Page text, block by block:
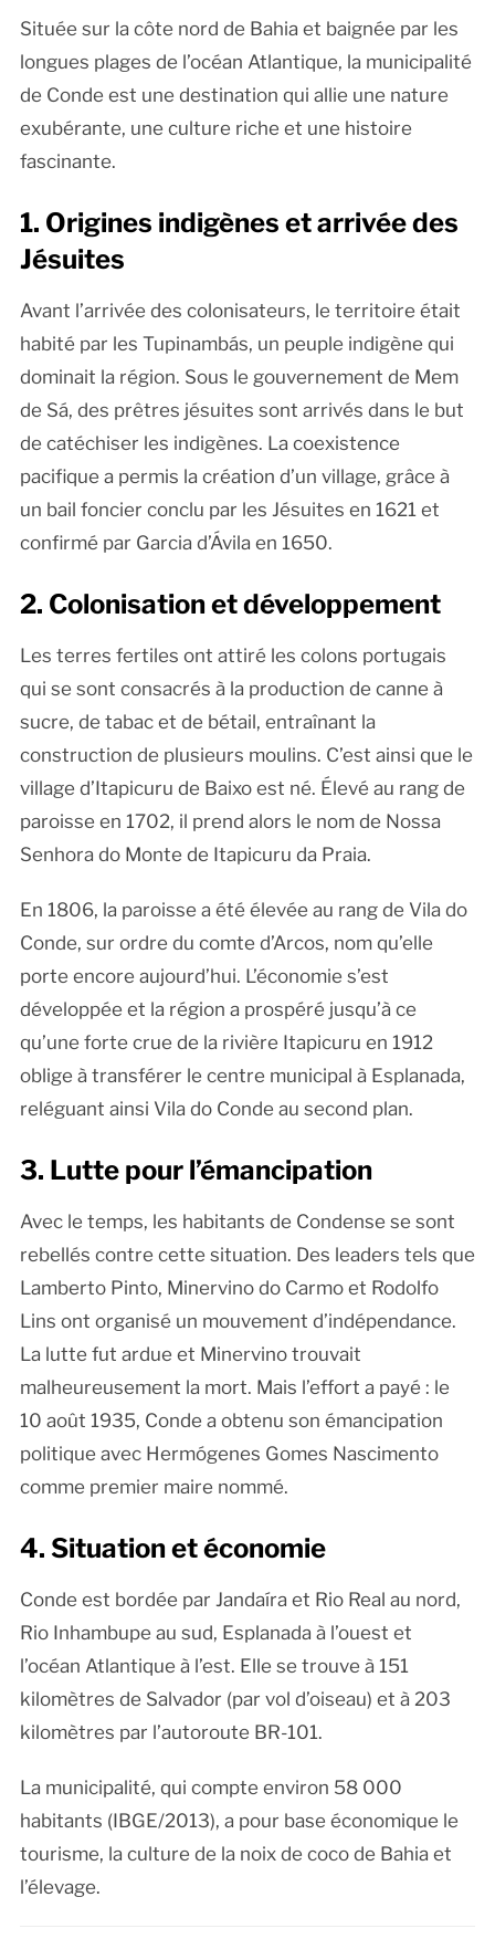
Située sur la côte nord de Bahia et baignée par les
longues plages de l’océan Atlantique, la municipalité
de Conde est une destination qui allie une nature
exubérante, une culture riche et une histoire
fascinante.
1. Origines indigènes et arrivée des
Jésuites
Avant l’arrivée des colonisateurs, le territoire était
habité par les Tupinambás, un peuple indigène qui
dominait la région. Sous le gouvernement de Mem
de Sá, des prêtres jésuites sont arrivés dans le but
de catéchiser les indigènes. La coexistence
pacifique a permis la création d’un village, grâce à
un bail foncier conclu par les Jésuites en 1621 et
confirmé par Garcia d’Ávila en 1650.
2. Colonisation et développement
Les terres fertiles ont attiré les colons portugais
qui se sont consacrés à la production de canne à
sucre, de tabac et de bétail, entraînant la
construction de plusieurs moulins. C’est ainsi que le
village d’Itapicuru de Baixo est né. Élevé au rang de
paroisse en 1702, il prend alors le nom de Nossa
Senhora do Monte de Itapicuru da Praia.
En 1806, la paroisse a été élevée au rang de Vila do
Conde, sur ordre du comte d’Arcos, nom qu’elle
porte encore aujourd’hui. L’économie s’est
développée et la région a prospéré jusqu’à ce
qu’une forte crue de la rivière Itapicuru en 1912
oblige à transférer le centre municipal à Esplanada,
reléguant ainsi Vila do Conde au second plan.
3. Lutte pour l’émancipation
Avec le temps, les habitants de Condense se sont
rebellés contre cette situation. Des leaders tels que
Lamberto Pinto, Minervino do Carmo et Rodolfo
Lins ont organisé un mouvement d’indépendance.
La lutte fut ardue et Minervino trouvait
malheureusement la mort. Mais l’effort a payé : le
10 août 1935, Conde a obtenu son émancipation
politique avec Hermógenes Gomes Nascimento
comme premier maire nommé.
4. Situation et économie
Conde est bordée par Jandaíra et Rio Real au nord,
Rio Inhambupe au sud, Esplanada à l’ouest et
l’océan Atlantique à l’est. Elle se trouve à 151
kilomètres de Salvador (par vol d’oiseau) et à 203
kilomètres par l’autoroute BR-101.
La municipalité, qui compte environ 58 000
habitants (IBGE/2013), a pour base économique le
tourisme, la culture de la noix de coco de Bahia et
l’élevage.